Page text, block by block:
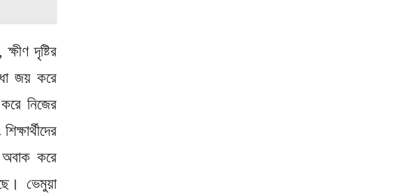
দৃষ্টির
জয় করে
নিজের
অবাক করে
ভেমুয়া